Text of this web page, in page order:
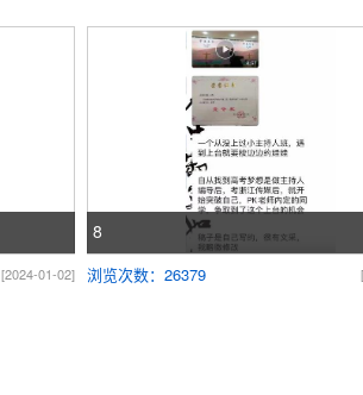
[2024-01-02]
8
浏览次数：26379